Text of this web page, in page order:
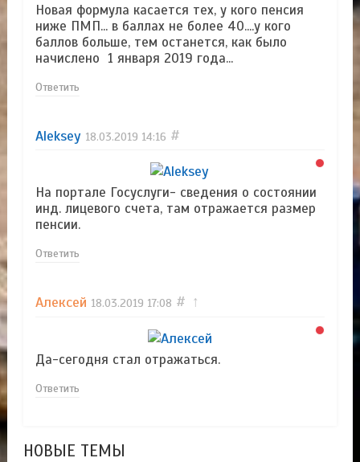
Новая формула касается тех, у кого пенсия
ниже ПМП... в баллах не более 40....у кого
баллов больше, тем останется, как было
начислено 1 января 2019 года...
Ответить
Aleksey 18.03.2019 14:16 #
На портале Госуслуги- сведения о состоянии
инд. лицевого счета, там отражается размер
пенсии.
Ответить
Алексей 18.03.2019 17:08 # ↑
Да-сегодня стал отражаться.
Ответить
НОВЫЕ ТЕМЫ